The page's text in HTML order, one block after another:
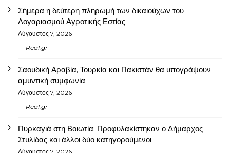
Σήμερα η δεύτερη πληρωμή των δικαιούχων του
Λογαριασμού Αγροτικής Εστίας
Αύγουστος 7, 2026
Real.gr
Σαουδική Αραβία, Τουρκία και Πακιστάν θα υπογράψουν
αμυντική συμφωνία
Αύγουστος 7, 2026
Real.gr
Πυρκαγιά στη Βοιωτία: Προφυλακίστηκαν ο Δήμαρχος
Στυλίδας και άλλοι δύο κατηγορούμενοι